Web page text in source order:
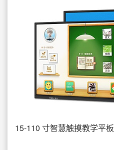
15-110 寸智慧触摸教学平板